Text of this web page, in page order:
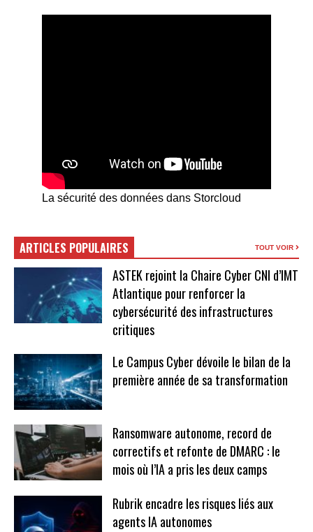
La sécurité des données dans Storcloud
ARTICLES POPULAIRES TOUT VOIR
ASTEK rejoint la Chaire Cyber CNI d’IMT
Atlantique pour renforcer la
cybersécurité des infrastructures
critiques
Le Campus Cyber dévoile le bilan de la
première année de sa transformation
Ransomware autonome, record de
correctifs et refonte de DMARC : le
mois où l’IA a pris les deux camps
Rubrik encadre les risques liés aux
agents IA autonomes